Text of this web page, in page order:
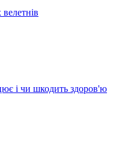
і чи шкодить здоров'ю